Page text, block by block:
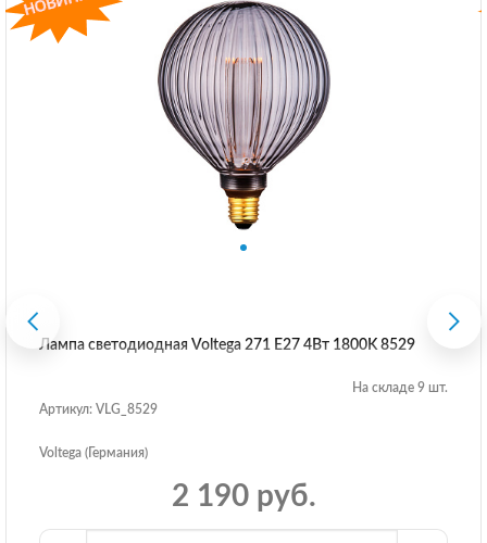
Лампа светодиодная Voltega 271 E27 4Вт 1800K 8529
На складе 9 шт.
Артикул: VLG_8529
Voltega (Германия)
2 190 руб.